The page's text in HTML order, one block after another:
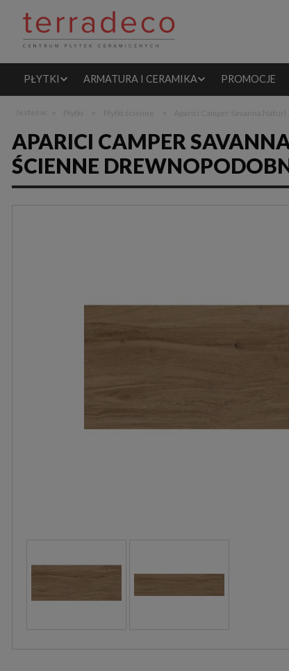
PŁYTKI ARMATURA I CERAMIKA PROMOCJE
APARICI CAMPER
ŚCIENNE